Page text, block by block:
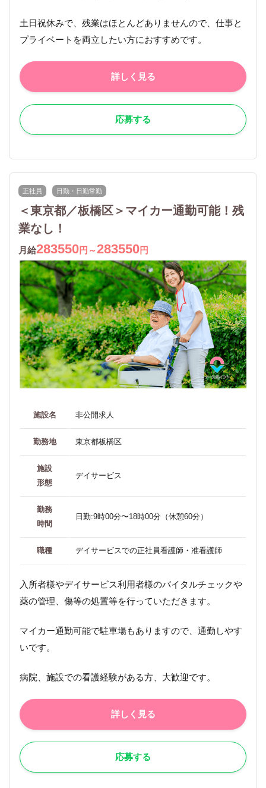
土日祝休みで、残業はほとんどありませんので、仕事と
プライベートを両立したい方におすすめです。
詳しく見る
応募する
正社員 日勤・日勤常勤
＜東京都／板橋区＞マイカー通勤可能！残
業なし！
月給283550円～283550円
施設名 非公開求人
勤務地 東京都板橋区
施設
形態
デイサービス
勤務
時間
日勤:9時00分〜18時00分（休憩60分）
職種 デイサービスでの正社員看護師・准看護師
入所者様やデイサービス利用者様のバイタルチェックや
薬の管理、傷等の処置等を行っていただきます。
マイカー通勤可能で駐車場もありますので、通勤しやす
いです。
病院、施設での看護経験がある方、大歓迎です。
詳しく見る
応募する